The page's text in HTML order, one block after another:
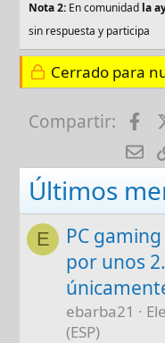
Nota 2: En comunidad la
sin respuesta y participa
Cerrado para
Compartir:
E-
Últimos
E
PC
por unos
ebarba21
(ESP)